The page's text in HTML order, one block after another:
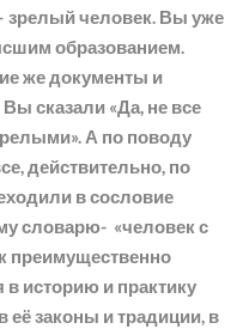
зрелый человек. Вы уже
образованием.
же документы и
сказали «Да, не все
А по поводу
действительно, по
в сословие
словарю- «человек с
преимущественно
в историю и практику
её законы и традиции, в